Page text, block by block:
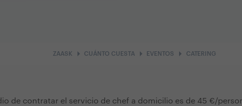
ZAASK arrow_right CUÁNTO CUESTAarrow_right EVENTOS arrow_right CATERING
de contratar el servicio de chef a domicilio es de 45 €/